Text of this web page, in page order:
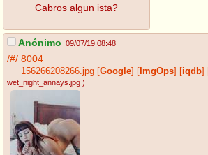
Cabros algun ista?
Anónimo 09/07/19 08:48
/#/ 8004
156266208266.jpg [Google] [ ImgOps] [iqdb]
wet_night_annays.jpg )